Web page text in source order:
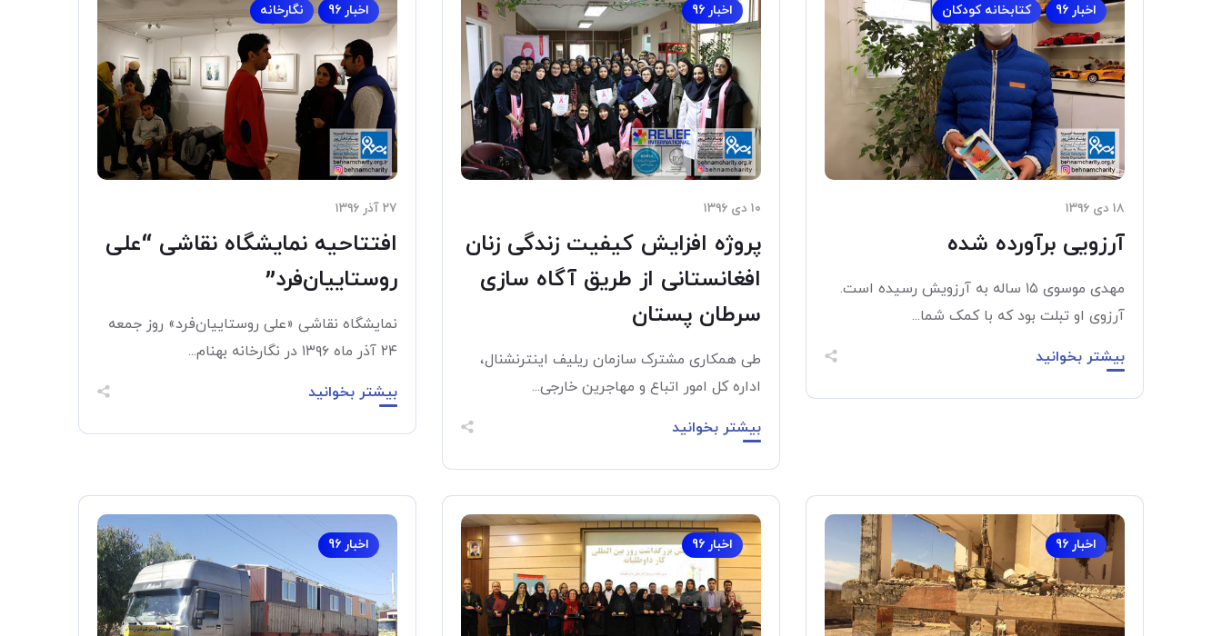
اخبار 96 کتابخانه کودکان
۱۸ دی ۱۳۹۶
آرزویی برآورده شده
مهدی موسوی ۱۵ ساله به آرزویش رسیده است.
آرزوی او تبلت بود که با کمک شما...
بیشتر بخوانید
اخبار 96
۱۰ دی ۱۳۹۶
پروژه افزایش کیفیت زندگی زنان
افغانستانی از طریق آگاه سازی
سرطان پستان
طی همکاری مشترک سازمان ریلیف اینترنشنال،
اداره کل امور اتباع و مهاجرین خارجی...
بیشتر بخوانید
اخبار 96 نگارخانه
۲۷ آذر ۱۳۹۶
افتتاحیه نمایشگاه نقاشی “علی
روستاییان‌فرد”
نمایشگاه نقاشی «علی روستاییان‌فرد» روز جمعه
۲۴ آذر ماه ۱۳۹۶ در نگارخانه بهنام...
بیشتر بخوانید
اخبار 96 اخبار 96 اخبار 96